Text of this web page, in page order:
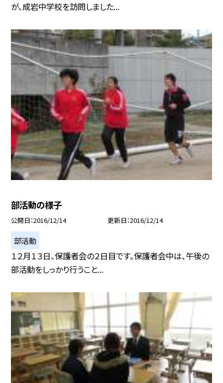
が、成岩中学校を訪問しました...
部活動の様子
公開日 2016/12/14 更新日 2016/12/14
部活動
１２月１３日、保護者会の２日目です。保護者会中は、午後の
部活動をしっかり行うこと...